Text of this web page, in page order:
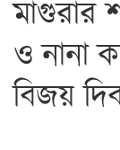
রাজনীতি
অর্থনীতি
মাগুরার
ও নানা
বিজয়